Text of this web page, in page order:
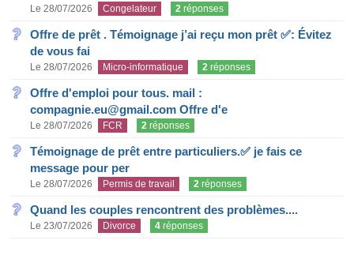
Le 28/07/2026 Congelateur 2 réponses
Offre de prêt . Témoignage j’ai reçu mon prêt ✅: Évitez
de vous fai
Le 28/07/2026 Micro-informatique 2 réponses
Offre d'emploi pour tous. mail :
compagnie.eu@gmail.com Offre d'e
Le 28/07/2026 FCR 2 réponses
Témoignage de prêt entre particuliers.✅ je fais ce
message pour per
Le 28/07/2026 Permis de travail 2 réponses
Quand les couples rencontrent des problèmes....
Le 23/07/2026 Divorce 4 réponses